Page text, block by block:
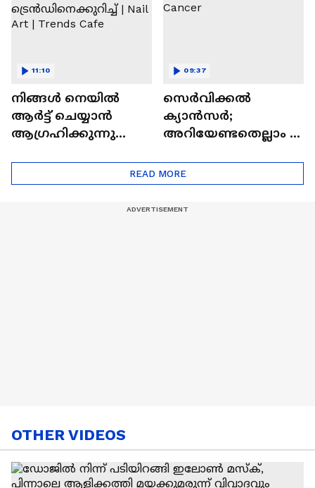
നിങ്ങൾ നെയിൽ
ആർട്ട് ചെയ്യാൻ
ആഗ്രഹിക്കുന്നുണ്ടോ
ട്രെൻഡിനെക്കുറിച്ച് |
Nail Art | Trends Cafe
11:10
സെർവിക്കൽ
ക്യാൻസർ;
അറിയേണ്ടതെല്ലാം |
Cancer
09:37
READ MORE
OTHER VIDEOS